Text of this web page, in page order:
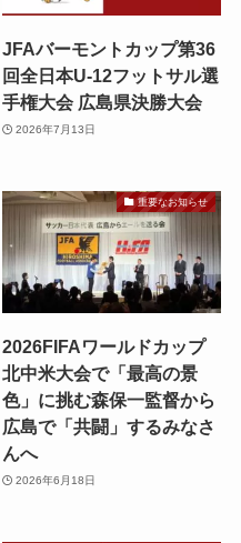
JFAバーモントカップ第36
回全日本U-12フットサル選
手権大会 広島県決勝大会
2026年7月13日
重要なお知らせ
2026FIFAワールドカップ
北中米大会で「最高の景
色」に挑む森保一監督から
広島で「共闘」するみなさ
んへ
2026年6月18日